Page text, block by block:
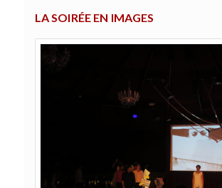
LA SOIRÉE EN IMAGES